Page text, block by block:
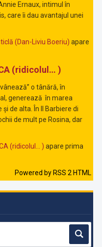
Ernaux, intimul în
care îi dau avantajul unei
(Dan-Liviu Boeriu) apare
(ridicolul… )
o tânără, în
generează în marea
de alta. În Il Barbiere di
de mult pe Rosina, dar
(ridicolul… ) apare prima
Powered by RSS 2 HTML